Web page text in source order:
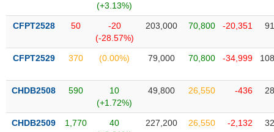
(+3.13%)
CFPT2528 50
-20
(-28.57%)
203,000 70,800 -20,351
CFPT2529 370 (0.00%) 79,000 70,800 -34,999
CHDB2508 590
10
(+1.72%)
49,800 26,550 -436
CHDB2509 1,770
40
227,200 26,550 -2,132
KHỎE
TÀI
CHÍNH